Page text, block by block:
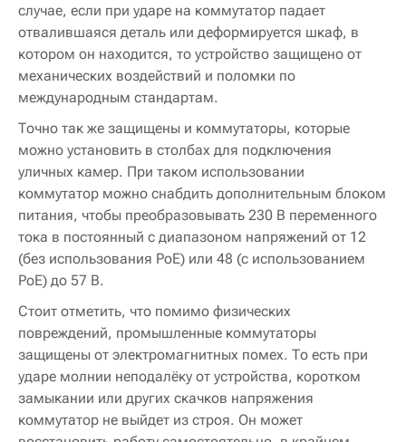
случае, если при ударе на коммутатор падает
отвалившаяся деталь или деформируется шкаф, в
котором он находится, то устройство защищено от
механических воздействий и поломки по
международным стандартам.
Точно так же защищены и коммутаторы, которые
можно установить в столбах для подключения
уличных камер. При таком использовании
коммутатор можно снабдить дополнительным блоком
питания, чтобы преобразовывать 230 В переменного
тока в постоянный с диапазоном напряжений от 12
(без использования PoE) или 48 (с использованием
PoE) до 57 В.
Стоит отметить, что помимо физических
повреждений, промышленные коммутаторы
защищены от электромагнитных помех. То есть при
ударе молнии неподалёку от устройства, коротком
замыкании или других скачков напряжения
коммутатор не выйдет из строя. Он может